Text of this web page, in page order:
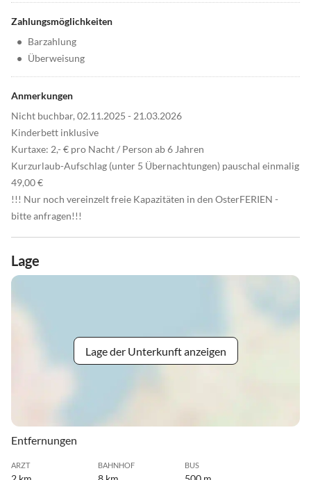
Zahlungsmöglichkeiten
• Barzahlung
• Überweisung
Anmerkungen
Nicht buchbar, 02.11.2025 - 21.03.2026
Kinderbett inklusive
Kurtaxe: 2,- € pro Nacht / Person ab 6 Jahren
Kurzurlaub-Aufschlag (unter 5 Übernachtungen) pauschal einmalig
49,00 €
!!! Nur noch vereinzelt freie Kapazitäten in den OsterFERIEN -
bitte anfragen!!!
Lage
Lage der Unterkunft anzeigen
Entfernungen
ARZT BAHNHOF BUS